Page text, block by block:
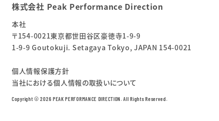
株式会社 Peak Performance Direction
本社
〒154-0021東京都世田谷区豪徳寺1-9-9
1-9-9 Goutokuji. Setagaya Tokyo, JAPAN 154-0021
個人情報保護方針
当社における個人情報の取扱いについて
Copyright ©︎ 2026 PEAK PERFORMANCE DIRECTION. All Rights Reserved.